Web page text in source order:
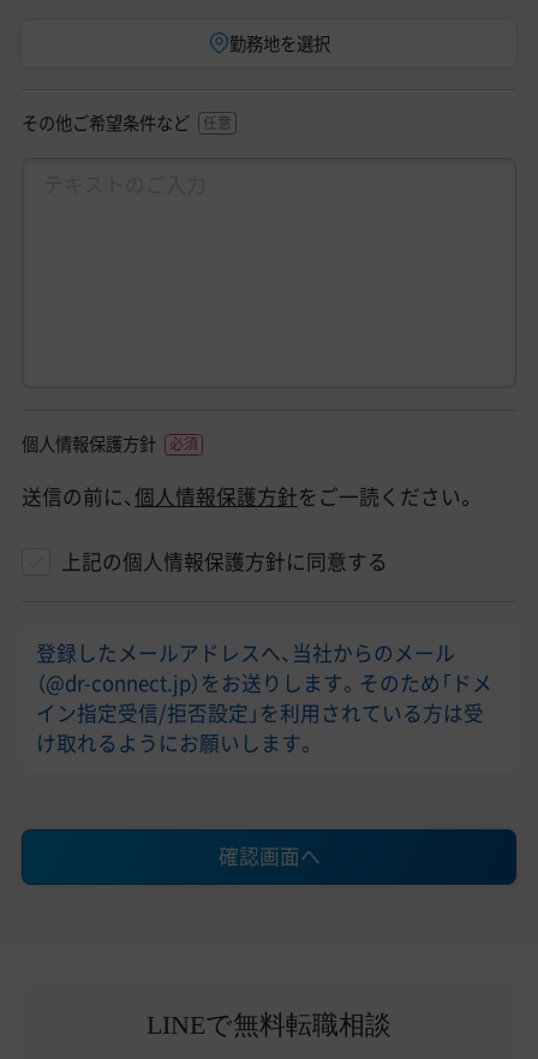
勤務地を選択
その他ご希望条件など
個人情報保護方針
送信の前に、個人情報保護方針をご一読ください。
上記の個人情報保護方針に同意する
登録したメールアドレスへ、当社からのメール
（@dr-connect.jp）をお送りします。そのため「ドメ
イン指定受信/拒否設定」を利用されている方は受
け取れるようにお願いします。
確認画面へ
LINEで無料転職相談